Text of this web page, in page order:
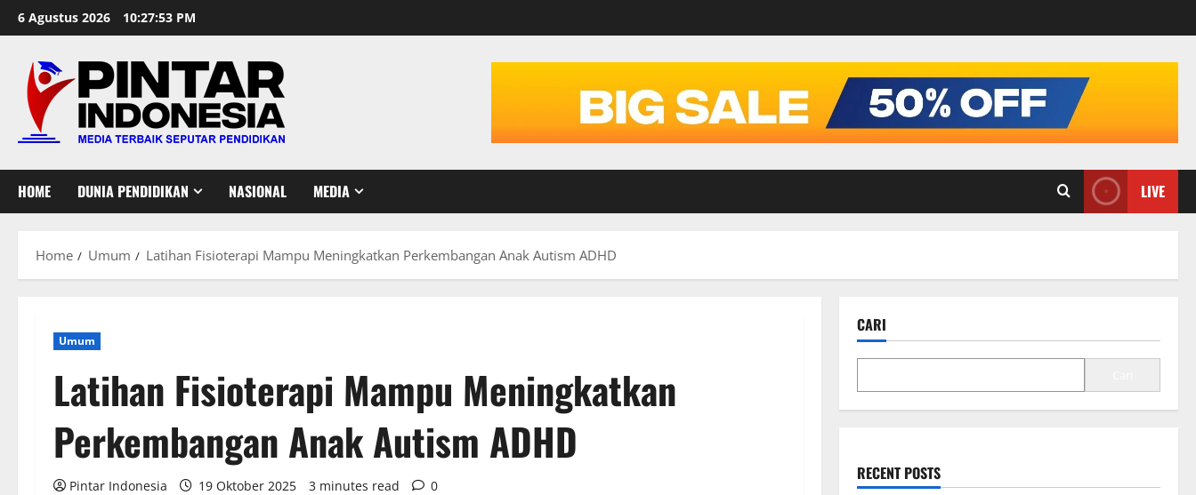
Skip
to
6 Agustus 2026 10:27:54 PM
HOME DUNIA PENDIDIKAN NASIONAL MEDIA LIVE
Home Umum Latihan Fisioterapi Mampu Meningkatkan Perkembangan Anak Autism ADHD
Umum
Latihan Fisioterapi Mampu Meningkatkan
Perkembangan Anak Autism ADHD
Pintar Indonesia 19 Oktober 2025 3 minutes read 0
CARI
RECENT POSTS